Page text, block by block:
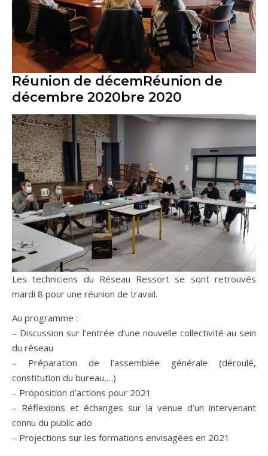
Réunion de décemRéunion de
décembre 2020bre 2020
Les techniciens du Réseau Ressort se sont retrouvés
mardi 8 pour une réunion de travail.
Au programme :
– Discussion sur l’entrée d’une nouvelle collectivité au sein
du réseau
– Préparation de l’assemblée générale (déroulé,
constitution du bureau,…)
– Proposition d’actions pour 2021
– Réflexions et échanges sur la venue d’un intervenant
connu du public ado
– Projections sur les formations envisagées en 2021